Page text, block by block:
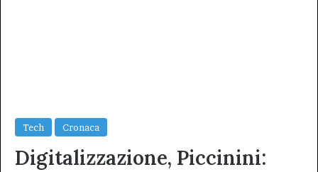
Tech Cronaca
Digitalizzazione, Piccinini: